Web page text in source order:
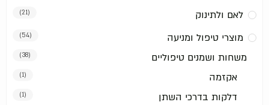
לאם ולתינוק (21)
מוצרי טיפול ומניעה (54)
משחות ושמנים טיפוליים (38)
אקזמה (1)
דלקות בדרכי השתן (1)